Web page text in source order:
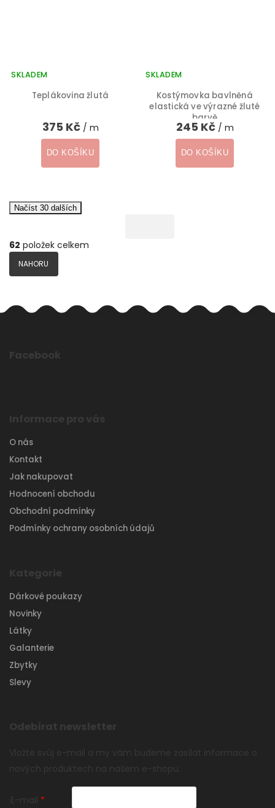
Teplákovina žlutá
SKLADEM
375 Kč / m
DO KOŠÍKU
Kostýmovka bavlněná
elastická ve výrazné žluté
barvě
SKLADEM
245 Kč / m
DO KOŠÍKU
Načíst 30 dalších
62 položek celkem
NAHORU
Facebook
Informace pro vás
O nás
Kontakt
Jak nakupovat
Hodnocení obchodu
Obchodní podmínky
Podmínky ochrany osobních údajů
Kategorie
Dárkové poukazy
Novinky
Látky
Galanterie
Zbytky
Slevy
Odebírat newsletter
Vložte svůj e-mail a my vám budeme zasílat informace o
nových produktech na našem e-shopu.
E-mail